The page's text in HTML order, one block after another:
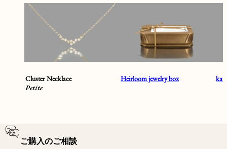
Cluster Necklace
Petite
Heirloom jewelry box
ご購入のご相談